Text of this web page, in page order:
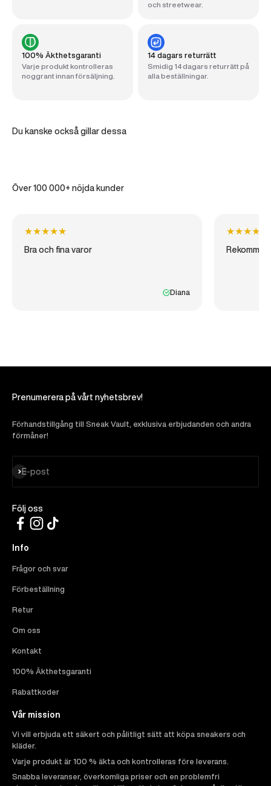
och streetwear.
100% Äkthetsgaranti
Varje produkt kontrolleras
noggrant innan försäljning.
14 dagars returrätt
Smidig 14 dagars returrätt på
alla beställningar.
Du kanske också gillar dessa
Över 100 000+ nöjda kunder
★★★★★
Bra och fina varor
Diana
★★★★
Prenumerera på vårt nyhetsbrev!
Förhandstillgång till Sneak Vault, exklusiva erbjudanden och andra
förmåner!
E-post
Prenumerera
Följ oss
Info
Frågor och svar
Förbeställning
Retur
Om oss
Kontakt
100% Äkthetsgaranti
Rabattkoder
Vår mission
Vi vill erbjuda ett säkert och pålitligt sätt att köpa sneakers och
kläder.
Varje produkt är 100 % äkta och kontrolleras före leverans.
Snabba leveranser, överkomliga priser och en problemfri